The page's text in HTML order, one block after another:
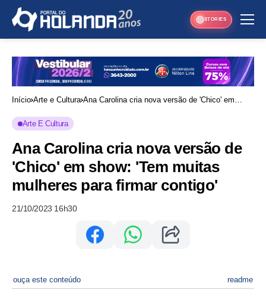
STORIES
Início Arte e Cultura Ana Carolina cria nova versão de 'Chico' em
Arte E Cultura
Ana Carolina cria nova versão de
'Chico' em show: 'Tem muitas
mulheres para firmar contigo'
21/10/2023 16h30
ouça este conteúdo readme